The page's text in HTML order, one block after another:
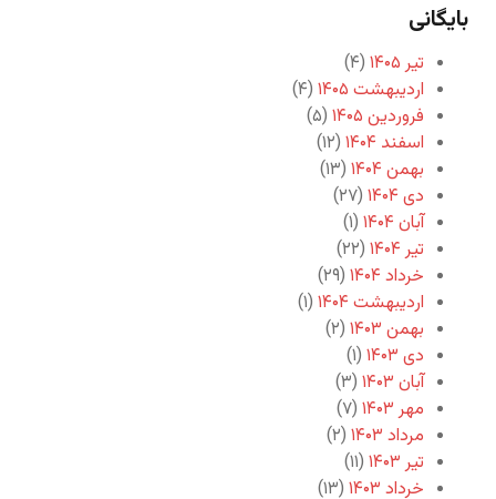
بایگانی
تیر ۱۴۰۵
(۴)
اردیبهشت ۱۴۰۵
(۴)
فروردین ۱۴۰۵
(۵)
اسفند ۱۴۰۴
(۱۲)
بهمن ۱۴۰۴
(۱۳)
دی ۱۴۰۴
(۲۷)
آبان ۱۴۰۴
(۱)
تیر ۱۴۰۴
(۲۲)
خرداد ۱۴۰۴
(۲۹)
اردیبهشت ۱۴۰۴
(۱)
بهمن ۱۴۰۳
(۲)
دی ۱۴۰۳
(۱)
آبان ۱۴۰۳
(۳)
مهر ۱۴۰۳
(۷)
مرداد ۱۴۰۳
(۲)
تیر ۱۴۰۳
(۱۱)
خرداد ۱۴۰۳
(۱۳)